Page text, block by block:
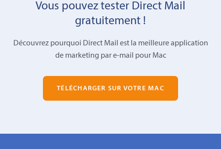
Vous pouvez tester Direct Mail
gratuitement !
Découvrez pourquoi Direct Mail est la meilleure application
de marketing par e-mail pour Mac
TÉLÉCHARGER SUR VOTRE MAC